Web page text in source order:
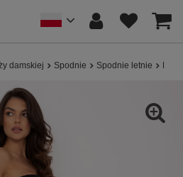
damskiej Spodnie Spodnie letnie